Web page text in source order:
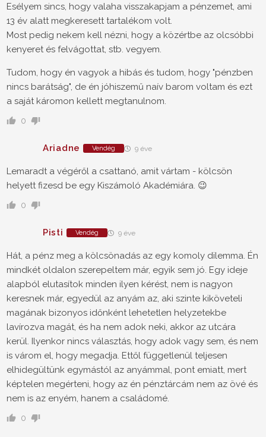
Esélyem sincs, hogy valaha visszakapjam a pénzemet, ami
13 év alatt megkeresett tartalékom volt.
Most pedig nekem kell nézni, hogy a közértbe az olcsóbbi
kenyeret és felvágottat, stb. vegyem.
Tudom, hogy én vagyok a hibás és tudom, hogy "pénzben
nincs barátság", de én jóhiszemű naív barom voltam és ezt
a saját káromon kellett megtanulnom.
0
Ariadne Vendég 9 éve
Lemaradt a végéről a csattanó, amit vártam - kölcsön
helyett fizesd be egy Kiszámoló Akadémiára. 😉
0
Pisti Vendég 9 éve
Hát, a pénz meg a kölcsönadás az egy komoly dilemma. Én
mindkét oldalon szerepeltem már, egyik sem jó. Egy ideje
alapból elutasítok minden ilyen kérést, nem is nagyon
keresnek már, egyedül az anyám az, aki szinte kiköveteli
magának bizonyos időnként lehetetlen helyzetekbe
lavírozva magát, és ha nem adok neki, akkor az utcára
kerül. Ilyenkor nincs választás, hogy adok vagy sem, és nem
is várom el, hogy megadja. Ettől függetlenül teljesen
elhidegültünk egymástól az anyámmal, pont emiatt, mert
képtelen megérteni, hogy az én pénztárcám nem az övé és
nem is az enyém, hanem a családomé.
0